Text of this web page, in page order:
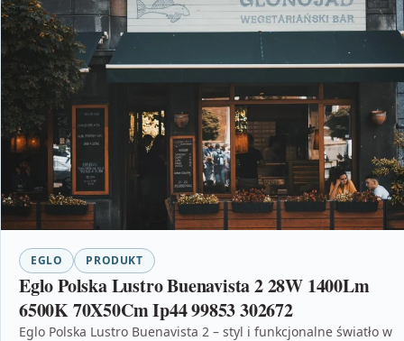
EGLO PRODUKT
Eglo Polska Lustro Buenavista 2 28W 1400Lm
6500K 70X50Cm Ip44 99853 302672
Eglo Polska Lustro Buenavista 2 – styl i funkcjonalne światło w